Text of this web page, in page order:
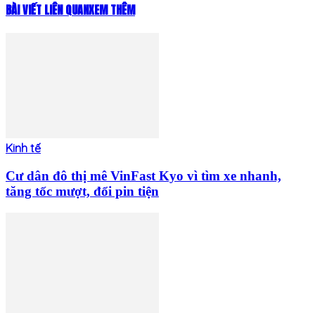
BÀI VIẾT LIÊN QUANXEM THÊM
Kinh tế
Cư dân đô thị mê VinFast Kyo vì tìm xe nhanh,
tăng tốc mượt, đổi pin tiện